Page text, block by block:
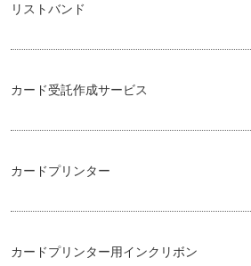
リストバンド
カード受託作成サービス
カードプリンター
カードプリンター用インクリボン